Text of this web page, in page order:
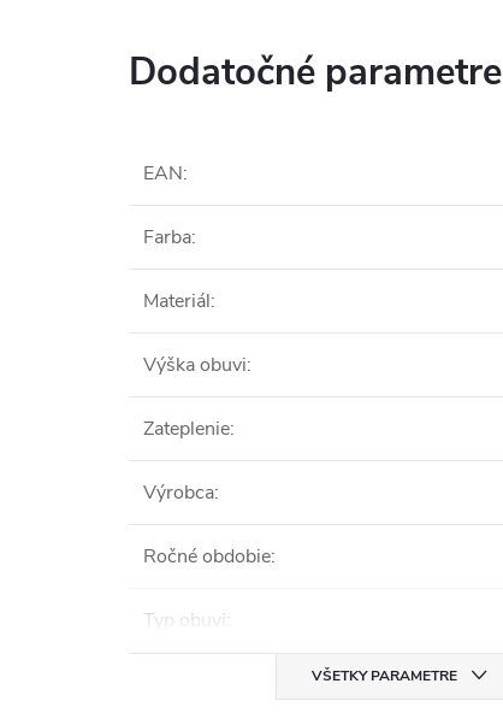
Dodatočné parametre
EAN:
Farba:
Materiál:
Výška obuvi:
Zateplenie:
Výrobca:
Ročné obdobie:
Typ obuvi:
VŠETKY PARAMETRE